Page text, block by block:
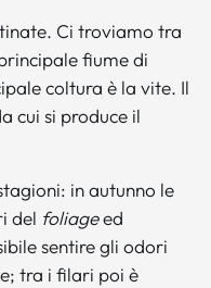
Ci troviamo tra
fiume di
coltura è la vite. Il
cui si produce il
in autunno le
del foliageed
sentire gli odori
tra i filari poi è